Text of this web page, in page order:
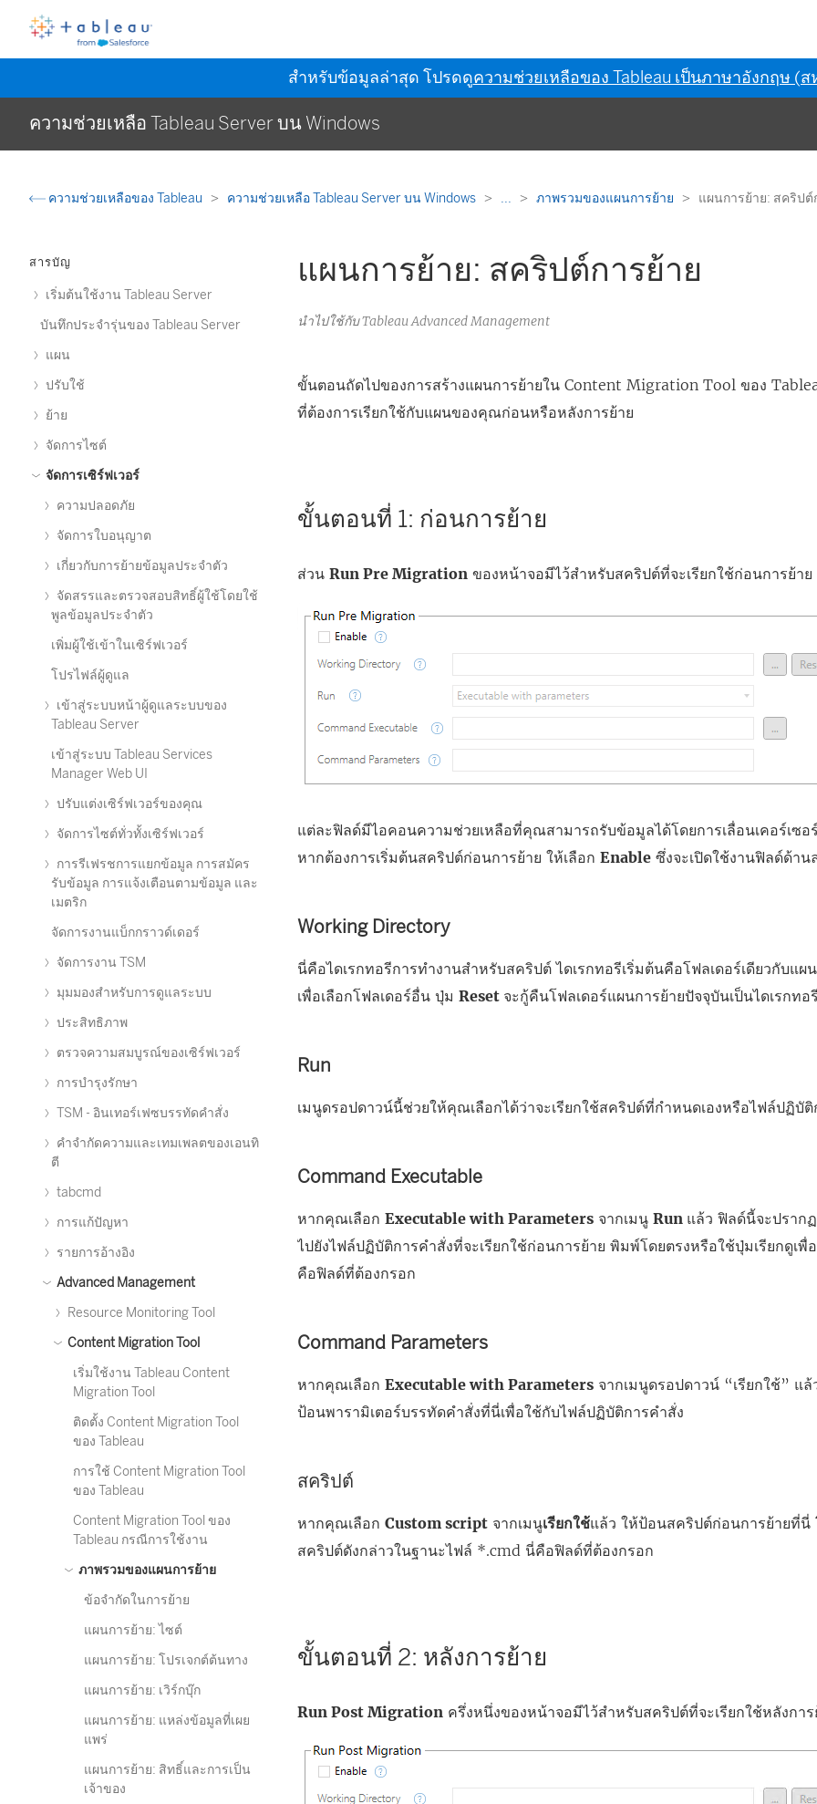
สำหรับข้อมูลล่าสุด โปรดดูความช่วยเหลือของ Tableau เป็นภาษาอังกฤษ (ส
ความช่วยเหลือ Tableau Server บน Windows
ความช่วยเหลือของ Tableau ความช่วยเหลือ Tableau Server บน Windows ... ภาพรวมของแผนการย้าย แผนการย้าย: สคริปต์
สารบัญ
เริ่มต้นใช้งาน Tableau Server
บันทึกประจำรุ่นของ Tableau Server
แผน
ปรับใช้
ย้าย
จัดการไซต์
จัดการเซิร์ฟเวอร์
ความปลอดภัย
จัดการใบอนุญาต
เกี่ยวกับการย้ายข้อมูลประจำตัว
จัดสรรและตรวจสอบสิทธิ์ผู้ใช้โดยใช้
พูลข้อมูลประจำตัว
เพิ่มผู้ใช้เข้าในเซิร์ฟเวอร์
โปรไฟล์ผู้ดูแล
เข้าสู่ระบบหน้าผู้ดูแลระบบของ
Tableau Server
เข้าสู่ระบบ Tableau Services
Manager Web UI
ปรับแต่งเซิร์ฟเวอร์ของคุณ
จัดการไซต์ทั่วทั้งเซิร์ฟเวอร์
การรีเฟรชการแยกข้อมูล การสมัคร
รับข้อมูล การแจ้งเตือนตามข้อมูล และ
เมตริก
จัดการงานแบ็กกราวด์เดอร์
จัดการงาน TSM
มุมมองสำหรับการดูแลระบบ
ประสิทธิภาพ
ตรวจความสมบูรณ์ของเซิร์ฟเวอร์
การบำรุงรักษา
TSM - อินเทอร์เฟซบรรทัดคำสั่ง
คำจำกัดความและเทมเพลตของเอนทิ
ตี
tabcmd
การแก้ปัญหา
รายการอ้างอิง
Advanced Management
Resource Monitoring Tool
Content Migration Tool
เริ่มใช้งาน Tableau Content
Migration Tool
ติดตั้ง Content Migration Tool
ของ Tableau
การใช้ Content Migration Tool
ของ Tableau
Content Migration Tool ของ
Tableau กรณีการใช้งาน
ภาพรวมของแผนการย้าย
ข้อจำกัดในการย้าย
แผนการย้าย: ไซต์
แผนการย้าย: โปรเจกต์ต้นทาง
แผนการย้าย: เวิร์กบุ๊ก
แผนการย้าย: แหล่งข้อมูลที่เผย
แพร่
แผนการย้าย: สิทธิ์และการเป็น
เจ้าของ
แผนการย้าย: สคริปต์การย้าย
นำไปใช้กับ Tableau Advanced Management
ขั้นตอนถัดไปของการสร้างแผนการย้ายในContent Migration Tool ของ
ที่ต้องการเรียกใช้กับแผนของคุณก่อนหรือหลังการย้าย
ขั้นตอนที่ 1: ก่อนการย้าย
ส่วนRun Pre Migration ของหน้าจอมีไว้สำหรับสคริปต์ที่จะเรียกใช้ก่อนการย้าย
แต่ละฟิลด์มีไอคอนความช่วยเหลือที่คุณสามารถรับข้อมูลได้โดยการเลื่อนเคอร์เซอ
หากต้องการเริ่มต้นสคริปต์ก่อนการย้าย ให้เลือกEnable ซึ่งจะเปิดใช้งานฟิลด์ด้าน
Working Directory
นี่คือไดเรกทอรีการทำงานสำหรับสคริปต์ ไดเรกทอรีเริ่มต้นคือโฟลเดอร์เดียวกับแผ
เพื่อเลือกโฟลเดอร์อื่น ปุ่มReset จะกู้คืนโฟลเดอร์แผนการย้ายปัจจุบันเป็นไดเรกทอ
Run
เมนูดรอปดาวน์นี้ช่วยให้คุณเลือกได้ว่าจะเรียกใช้สคริปต์ที่กำหนดเองหรือไฟล์ปฏิบัติ
Command Executable
หากคุณเลือกExecutable with Parameters จากเมนูRun แล้ว ฟิลด์นี้จะปราก
ไปยังไฟล์ปฏิบัติการคำสั่งที่จะเรียกใช้ก่อนการย้าย พิมพ์โดยตรงหรือใช้ปุ่มเรียกดูเ
คือฟิลด์ที่ต้องกรอก
Command Parameters
หากคุณเลือกExecutable with Parameters จากเมนูดรอปดาวน์ “เรียกใช้” แ
ป้อนพารามิเตอร์บรรทัดคำสั่งที่นี่เพื่อใช้กับไฟล์ปฏิบัติการคำสั่ง
สคริปต์
หากคุณเลือกCustom script จากเมนูเรียกใช้แล้ว ให้ป้อนสคริปต์ก่อนการย้ายที่นี่
สคริปต์ดังกล่าวในฐานะไฟล์ *.cmd นี่คือฟิลด์ที่ต้องกรอก
ขั้นตอนที่ 2: หลังการย้าย
Run Post Migration ครึ่งหนึ่งของหน้าจอมีไว้สำหรับสคริปต์ที่จะเรียกใช้หลังการ